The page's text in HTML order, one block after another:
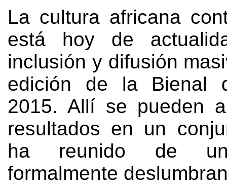
La cultura africana
está hoy de
inclusión y difusión
edición de la Bienal
2015. Allí se pueden
resultados en un
ha reunido de
formalmente